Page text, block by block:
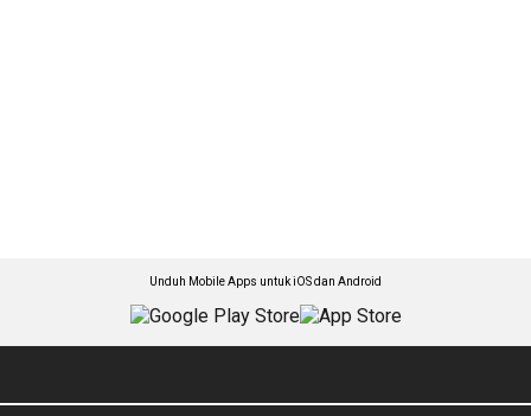
Unduh Mobile Apps untuk iOS dan Android